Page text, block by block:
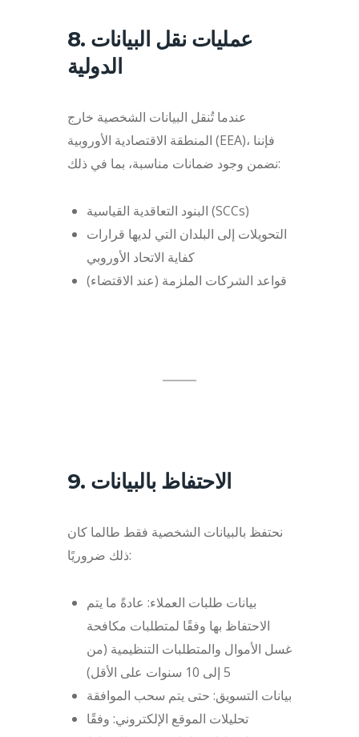
8. عمليات نقل البيانات
الدولية
عندما تُنقل البيانات الشخصية خارج
المنطقة الاقتصادية الأوروبية (EEA)، فإننا
نضمن وجود ضمانات مناسبة، بما في ذلك:
البنود التعاقدية القياسية (SCCs)
التحويلات إلى البلدان التي لديها قرارات
كفاية الاتحاد الأوروبي
قواعد الشركات الملزمة (عند الاقتضاء)
9. الاحتفاظ بالبيانات
نحتفظ بالبيانات الشخصية فقط طالما كان
ذلك ضروريًا:
بيانات طلبات العملاء: عادةً ما يتم
الاحتفاظ بها وفقًا لمتطلبات مكافحة
غسل الأموال والمتطلبات التنظيمية (من
5 إلى 10 سنوات على الأقل)
بيانات التسويق: حتى يتم سحب الموافقة
تحليلات الموقع الإلكتروني: وفقًا